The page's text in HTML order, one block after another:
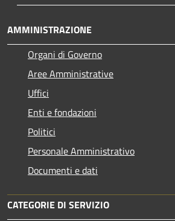
AMMINISTRAZIONE
Organi di Governo
Aree Amministrative
Uffici
Enti e fondazioni
Politici
Personale Amministrativo
Documenti e dati
CATEGORIE DI SERVIZIO